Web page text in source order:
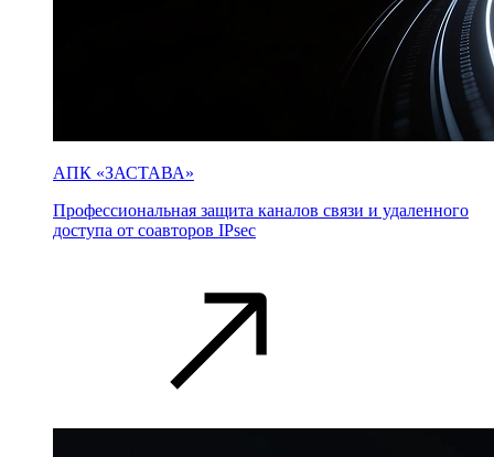
АПК «ЗАСТАВА»
Профессиональная защита каналов связи и удаленного
доступа от соавторов IPsec